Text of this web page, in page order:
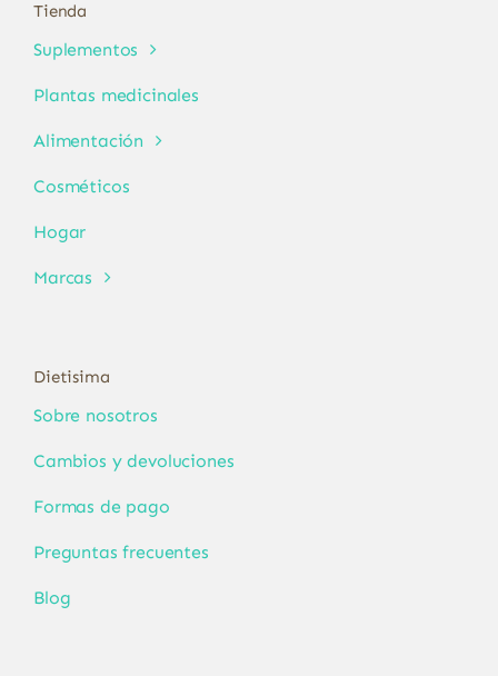
Tienda
Suplementos
Plantas medicinales
Alimentación
Cosméticos
Hogar
Marcas
Dietisima
Sobre nosotros
Cambios y devoluciones
Formas de pago
Preguntas frecuentes
Blog